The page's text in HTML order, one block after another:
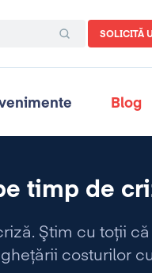
SOLICITĂ
Blog
timp de
Ştim cu toţii
costurilor